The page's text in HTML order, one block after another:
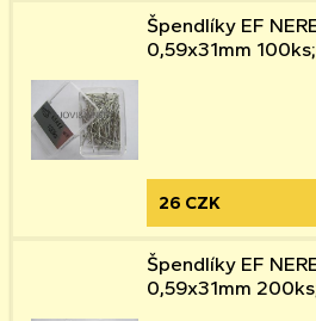
Špendlíky EF
0,59x31mm
26 CZK
Špendlíky EF
0,59x31mm